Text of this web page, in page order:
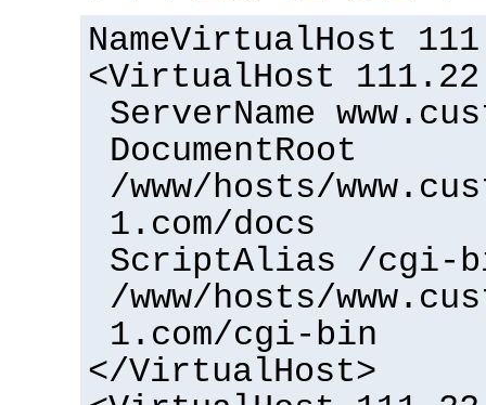
NameVirtualHost
<VirtualHost
ServerName
DocumentRoot
/www/hosts/
1.com/docs
ScriptAlias /cgi-
/www/hosts/
1.com/cgi-bin
</VirtualHost>